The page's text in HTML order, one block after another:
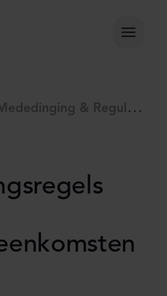
Mededinging & Regulering